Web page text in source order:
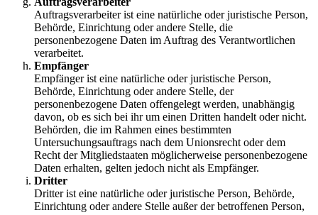
Auftragsverarbeiter ist eine natürliche oder juristische Person,
Behörde, Einrichtung oder andere Stelle, die
personenbezogene Daten im Auftrag des Verantwortlichen
verarbeitet.
Empfänger
Empfänger ist eine natürliche oder juristische Person,
Behörde, Einrichtung oder andere Stelle, der
personenbezogene Daten offengelegt werden, unabhängig
davon, ob es sich bei ihr um einen Dritten handelt oder nicht.
Behörden, die im Rahmen eines bestimmten
Untersuchungsauftrags nach dem Unionsrecht oder dem
Recht der Mitgliedstaaten möglicherweise personenbezogene
Daten erhalten, gelten jedoch nicht als Empfänger.
Dritter
Dritter ist eine natürliche oder juristische Person, Behörde,
Einrichtung oder andere Stelle außer der betroffenen Person,